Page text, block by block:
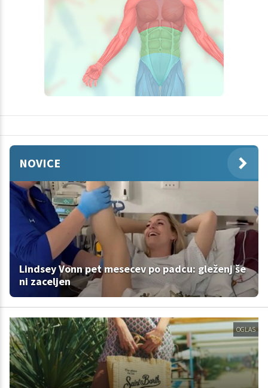
NOVICE
Lindsey Vonn pet mesecev po padcu: gleženj še
ni zaceljen
OGLAS